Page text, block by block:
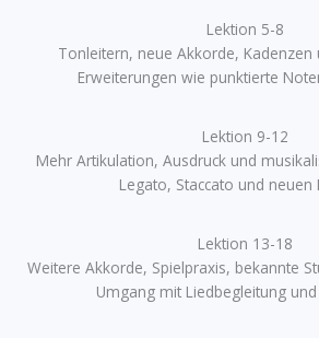
Lektion 5-8
Tonleitern, neue Akkorde, Kadenzen
Erweiterungen wie punktierte
Lektion 9-12
Mehr Artikulation, Ausdruck und
Legato, Staccato und neuen
Lektion 13-18
Weitere Akkorde, Spielpraxis, bekannte
Umgang mit Liedbegleitung